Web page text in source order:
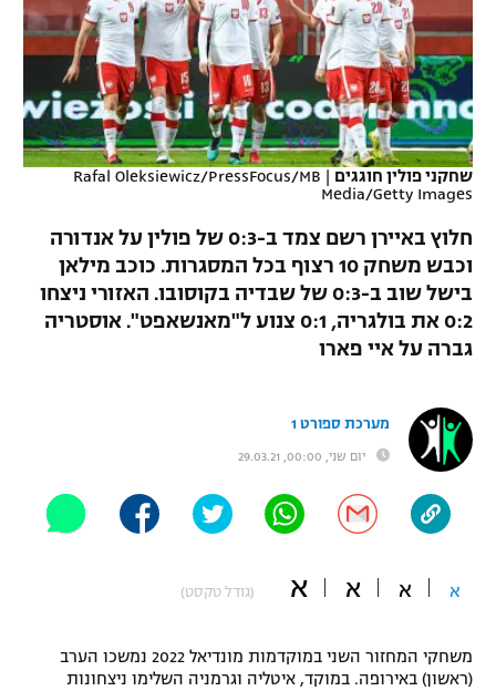
VOD
רץ ברשת
תוצאות
לוח שידורים
"מעל הליגה" – פודקאסט
"מחצית בשכונה" – פודקאסט
משתתפים וזוכים בפרסים
תקנון משתתפים וזוכים בפרסים
טניס
נבחרת ישראל
מכבי חיפה
בית"ר ירושלים
מכבי תל אביב
הפועל תל אביב
הפועל חיפה
הפועל באר שבע
בני יהודה
ליגה ספרדית
ליגה איטלקית
ליגה צרפתית
ליגה טורקית
ליגה סינית
ליגות נוספות
כדורסל נשים
מכבי תל אביב
הפועל חולון
הפועל ירושלים
דני אבדיה
יורוליג
יורוקאפ
טניס
כדוריד
כדורעף
ג'ודו
אגרוף
UFC
ספורט מוטורי
כדורמים
שחקני פולין חוגגים |
Rafal Oleksiewicz/PressFocus/MB
Media/Getty Images
חלוץ באיירן רשם צמד ב-0:3 של פולין על אנדורה
וכבש משחק 10 רצוף בכל המסגרות. כוכב מילאן
בישל שוב ב-0:3 של שבדיה בקוסובו. האזורי ניצחו
0:2 את בולגריה, 0:1 צנוע ל"מאנשאפט". אוסטריה
גברה על איי פארו
מערכת ספורט 1
יום שני, 00:00, 29.03.21
א א א א (גודל טקסט)
משחקי המחזור השני במוקדמות מונדיאל 2022 נמשכו הערב
(ראשון) באירופה. במוקד, איטליה וגרמניה השלימו ניצחונות